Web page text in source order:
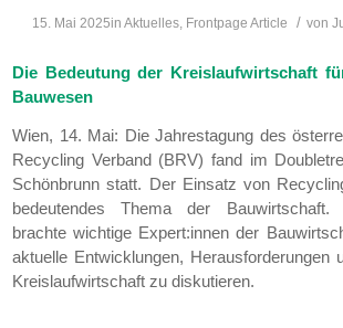
15. Mai 2025in Aktuelles, Frontpage Article / von
Die Bedeutung der Kreislaufwirtschaft
Bauwesen
Wien, 14. Mai: Die Jahrestagung des
Recycling Verband (BRV) fand im
Schönbrunn statt. Der Einsatz von
bedeutendes Thema der Bauwirtschaft.
brachte wichtige Expert:innen der
aktuelle Entwicklungen, Herausforderungen
Kreislaufwirtschaft zu diskutieren.